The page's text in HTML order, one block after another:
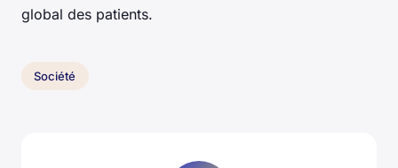
global des patients.
Société